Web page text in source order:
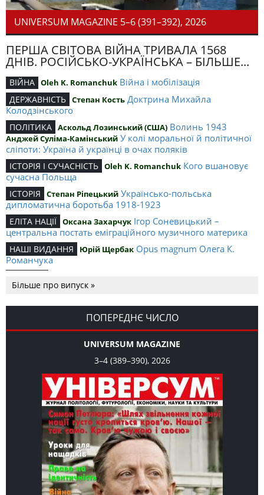
UNIVERSUM MAGAZINE 5–6 (391–392), 2026
ПЕРША СВІТОВА ВІЙНА ТРИВАЛА 1568
ДНІВ. РОСІЙСЬКО-УКРАЇНСЬКА – БІЛЬШЕ...
ВІЙНА Oleh K. Romanchuk Війна і мобілізація
ДЕРЖАВНІСТЬ Степан Кость Доктрина Михайла
Колодзінського
ПОЛІТИКА Аскольд Лозинський (США) Волинь 1943
Анджей Суліма-Камінський У колі моральної й політичної
сліпоти: Україна й українці в очах поляків
ІСТОРІЯ І СУЧАСНІСТЬ Oleh K. Romanchuk Кого вшановує
сучасна Польща
ІСТОРІЯ Степан Ріпецький Українсько-польська
дипломатична боротьба 1918-1923
ЕЛІТА НАЦІЇ Оксана Захарчук Ігор Соневицький –
центральна постать еміграційного музичного материка
НАШІ ВИДАННЯ Юрій Щербак Opus magnum Олега К.
Романчука
Романчука
Editorial Oleh K. Romanchuk Журавель і синиця як
уособлення української політстратегії й тактики
Більше про випуск »
ПОПЕРЕДНЄ ЧИСЛО
UNIVERSUM MAGAZINE
3–4 (389–390), 2026